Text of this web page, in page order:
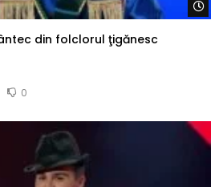
din folclorul ţigănesc
0